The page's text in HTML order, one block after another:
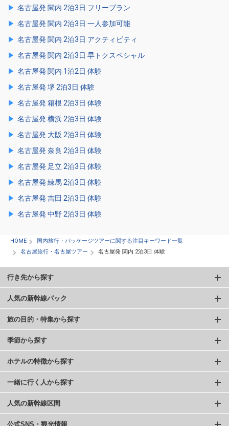
名古屋発 関内 2泊3日 フリープラン
名古屋発 関内 2泊3日 一人参加可能
名古屋発 関内 2泊3日 アクティビティ
名古屋発 関内 2泊3日 早トクスペシャル
名古屋発 関内 1泊2日 体験
名古屋発 堺 2泊3日 体験
名古屋発 箱根 2泊3日 体験
名古屋発 横浜 2泊3日 体験
名古屋発 大阪 2泊3日 体験
名古屋発 奈良 2泊3日 体験
名古屋発 足立 2泊3日 体験
名古屋発 練馬 2泊3日 体験
名古屋発 吉田 2泊3日 体験
名古屋発 中野 2泊3日 体験
HOME
国内旅行・パッケージツアーに関する注目キーワード一覧
名古屋旅行・名古屋ツアー
名古屋発 関内 2泊3日 体験
行き先から探す
人気の新幹線パック
旅の目的・特集から探す
季節から探す
ホテルの特徴から探す
一緒に行く人から探す
人気の新幹線区間
公式SNS・観光情報